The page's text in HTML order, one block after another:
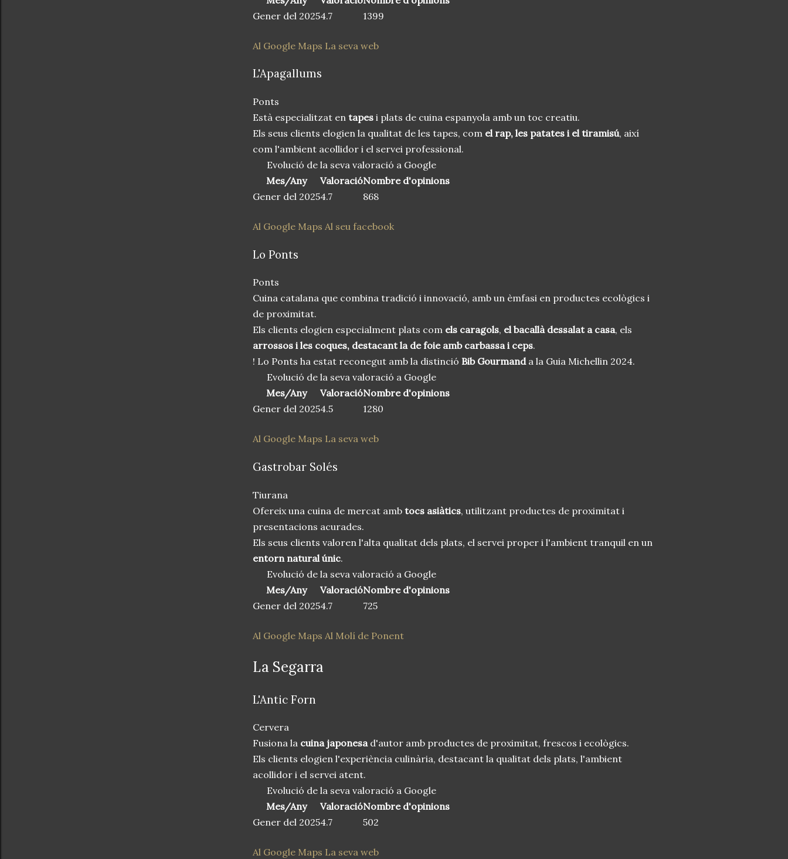
Gener del 20254.7 1399
Al Google Maps La seva web
L'Apagallums
Ponts
Està especialitzat en tapes i plats de cuina espanyola amb un toc creatiu.
Els seus clients elogien la qualitat de les tapes, com el rap, les patates i el tiramisú, així
com l'ambient acollidor i el servei professional.
Evolució de la seva valoració a Google
Mes/Any
ValoracióNombre d'opinions
Gener del 20254.7 868
Al Google Maps Al seu facebook
Lo Ponts
Ponts
Cuina catalana que combina tradició i innovació, amb un èmfasi en productes ecològics i
de proximitat.
Els clients elogien especialment plats com els caragols, el bacallà dessalat a casa, els
arrossos i les coques, destacant la de foie amb carbassa i ceps.
! Lo Ponts ha estat reconegut amb la distinció Bib Gourmanda la Guia Michellin 2024.
Evolució de la seva valoració a Google
Mes/Any
ValoracióNombre d'opinions
Gener del 20254.5 1280
Al Google Maps La seva web
Gastrobar Solés
Tiurana
Ofereix una cuina de mercat amb tocs asiàtics, utilitzant productes de proximitat i
presentacions acurades.
Els seus clients valoren l'alta qualitat dels plats, el servei proper i l'ambient tranquil en un
entorn natural únic.
Evolució de la seva valoració a Google
Mes/Any
ValoracióNombre d'opinions
Gener del 20254.7 725
Al Google Maps Al Molí de Ponent
La Segarra
L'Antic Forn
Cervera
Fusiona la cuina japonesad'autor amb productes de proximitat, frescos i ecològics.
Els clients elogien l'experiència culinària, destacant la qualitat dels plats, l'ambient
acollidor i el servei atent.
Evolució de la seva valoració a Google
Mes/Any
ValoracióNombre d'opinions
Gener del 20254.7 502
Al Google Maps La seva web